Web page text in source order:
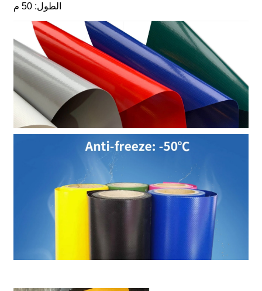
الطول: 50 م